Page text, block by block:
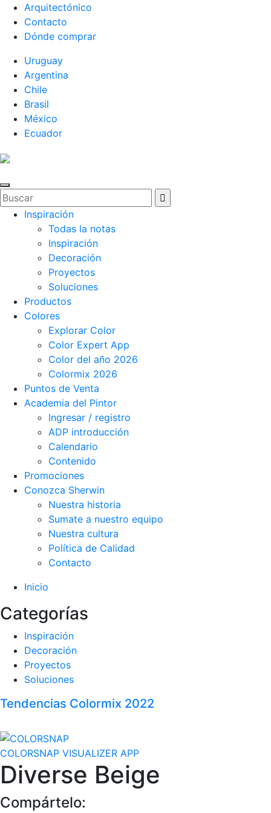
Arquitectónico
Contacto
Dónde comprar
Uruguay
Argentina
Chile
Brasil
México
Ecuador
Inspiración
Todas la notas
Inspiración
Decoración
Proyectos
Soluciones
Productos
Colores
Explorar Color
Color Expert App
Color del año 2026
Colormix 2026
Puntos de Venta
Academia del Pintor
Ingresar / registro
ADP introducción
Calendario
Contenido
Promociones
Conozca Sherwin
Nuestra historia
Sumate a nuestro equipo
Nuestra cultura
Política de Calidad
Contacto
Inicio
Categorías
Inspiración
Decoración
Proyectos
Soluciones
Tendencias Colormix 2022
COLORSNAP VISUALIZER APP
Diverse Beige
Compártelo: